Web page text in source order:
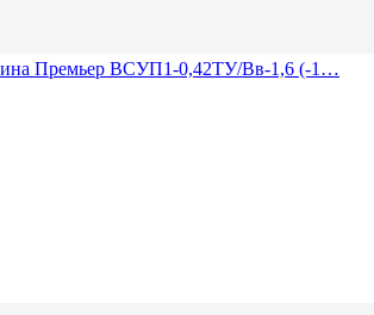
Премьер ВСУП1-0,42ТУ/Вв-1,6 (-1…